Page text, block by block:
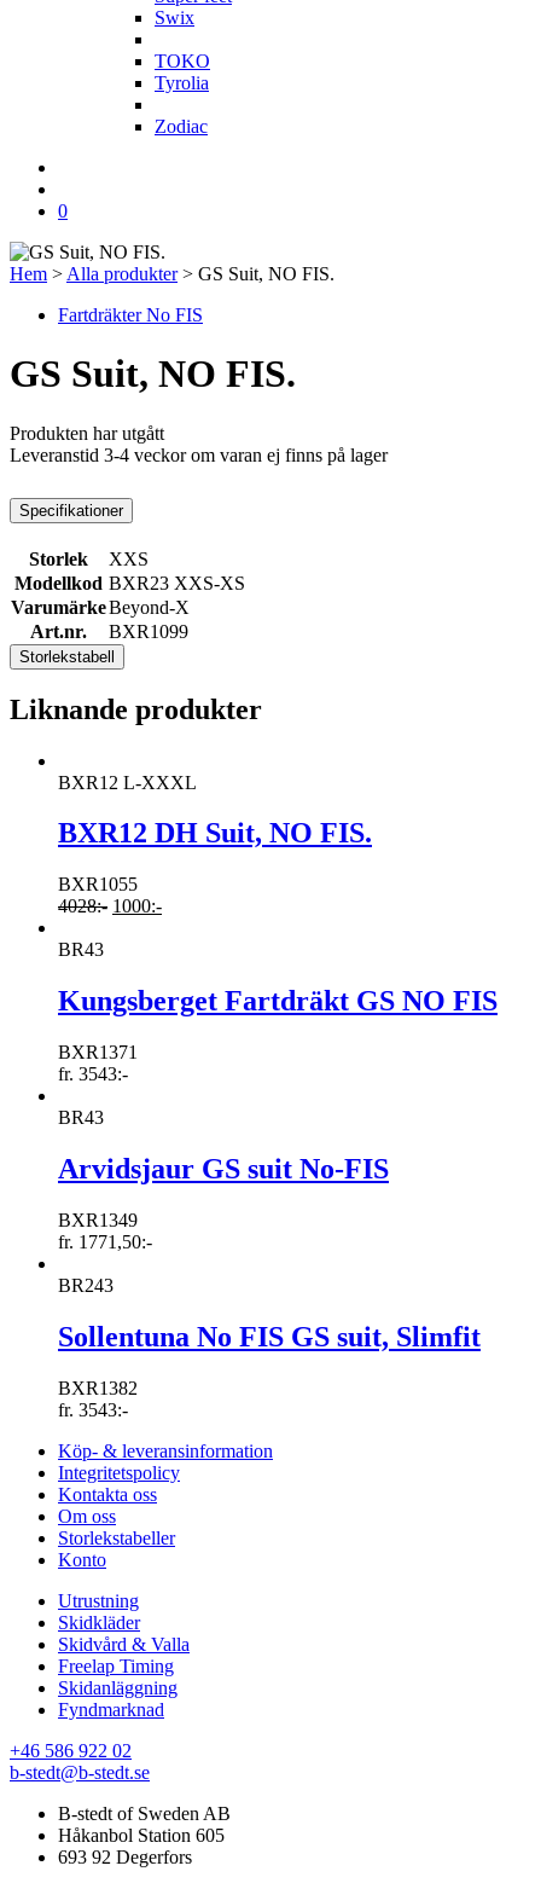
Swix
TOKO
Tyrolia
Zodiac
0
Hem > Alla produkter> GS Suit, NO FIS.
Fartdräkter No FIS
GS Suit, NO FIS.
Produkten har utgått
Leveranstid 3-4 veckor om varan ej finns på lager
Specifikationer
Storlek
XXS
Modellkod BXR23 XXS-XS
VarumärkeBeyond-X
Art.nr.
BXR1099
Storlekstabell
Liknande produkter
BXR12 L-XXXL
BXR12 DH Suit, NO FIS.
BXR1055
4028:- 1000:-
BR43
Kungsberget Fartdräkt GS NO FIS
BXR1371
fr. 3543:-
BR43
Arvidsjaur GS suit No-FIS
BXR1349
fr. 1771,50:-
BR243
Sollentuna No FIS GS suit, Slimfit
BXR1382
fr. 3543:-
Köp- & leveransinformation
Integritetspolicy
Kontakta oss
Om oss
Storlekstabeller
Konto
Utrustning
Skidkläder
Skidvård & Valla
Freelap Timing
Skidanläggning
Fyndmarknad
+46 586 922 02
b-stedt@b-stedt.se
B-stedt of Sweden AB
Håkanbol Station 605
693 92 Degerfors